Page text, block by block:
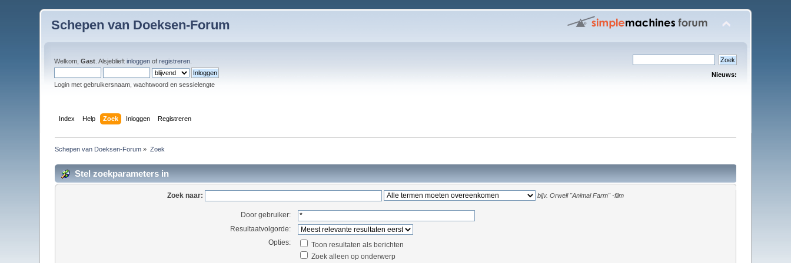
Schepen van Doeksen-Forum
Welkom,Gast . Alsjeblieftinloggen ofregistreren
Login met gebruikersnaam, wachtwoord en sessielengte
Nieuws:
Index Help Zoek Inloggen Registreren
Schepen van Doeksen-Forum » Zoek
Stel zoekparameters in
Zoek naar: bijv. Orwell "Animal Farm" -film
Door gebruiker:
Resultaatvolgorde:
Opties:
Toon resultaten als berichten
Zoek alleen op onderwerp